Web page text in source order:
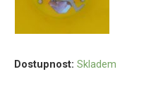
Dostupnost: Skladem